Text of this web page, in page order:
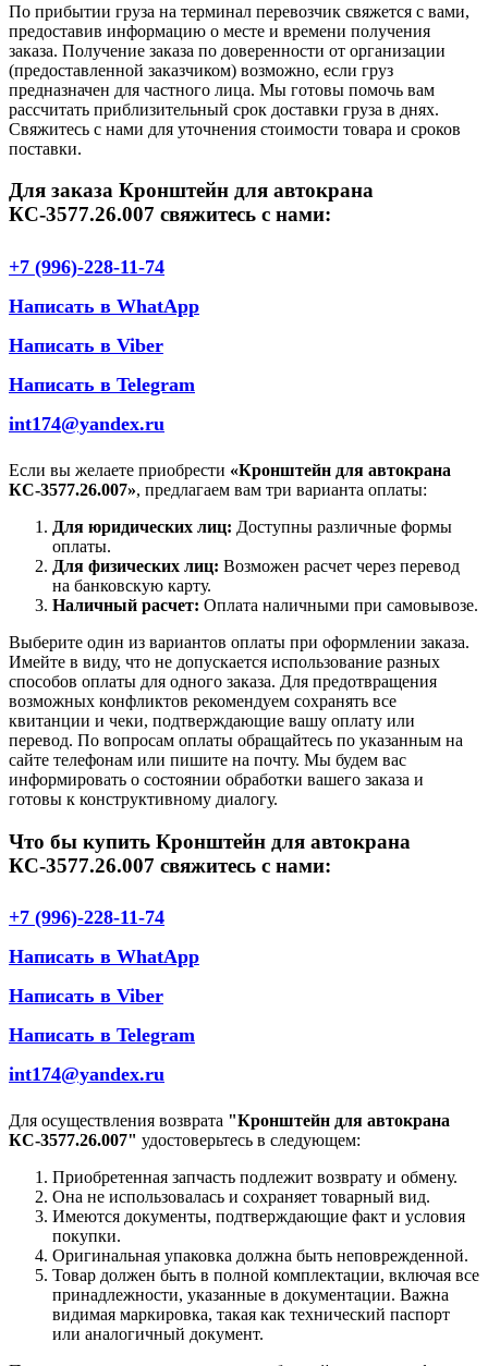
По прибытии груза на терминал перевозчик свяжется с вами,
предоставив информацию о месте и времени получения
заказа. Получение заказа по доверенности от организации
(предоставленной заказчиком) возможно, если груз
предназначен для частного лица. Мы готовы помочь вам
рассчитать приблизительный срок доставки груза в днях.
Свяжитесь с нами для уточнения стоимости товара и сроков
поставки.
Для заказа Кронштейн для автокрана
КС-3577.26.007 свяжитесь с нами:
+7 (996)-228-11-74
Написать в WhatApp
Написать в Viber
Написать в Telegram
int174@yandex.ru
Если вы желаете приобрести «Кронштейн для автокрана
КС-3577.26.007», предлагаем вам три варианта оплаты:
Для юридических лиц: Доступны различные формы
оплаты.
Для физических лиц: Возможен расчет через перевод
на банковскую карту.
Наличный расчет: Оплата наличными при самовывозе.
Выберите один из вариантов оплаты при оформлении заказа.
Имейте в виду, что не допускается использование разных
способов оплаты для одного заказа. Для предотвращения
возможных конфликтов рекомендуем сохранять все
квитанции и чеки, подтверждающие вашу оплату или
перевод. По вопросам оплаты обращайтесь по указанным на
сайте телефонам или пишите на почту. Мы будем вас
информировать о состоянии обработки вашего заказа и
готовы к конструктивному диалогу.
Что бы купить Кронштейн для автокрана
КС-3577.26.007 свяжитесь с нами:
+7 (996)-228-11-74
Написать в WhatApp
Написать в Viber
Написать в Telegram
int174@yandex.ru
Для осуществления возврата "Кронштейн для автокрана
КС-3577.26.007" удостоверьтесь в следующем:
Приобретенная запчасть подлежит возврату и обмену.
Она не использовалась и сохраняет товарный вид.
Имеются документы, подтверждающие факт и условия
покупки.
Оригинальная упаковка должна быть неповрежденной.
Товар должен быть в полной комплектации, включая все
принадлежности, указанные в документации. Важна
видимая маркировка, такая как технический паспорт
или аналогичный документ.